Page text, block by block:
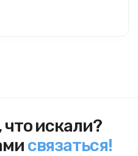
искали?
связаться!